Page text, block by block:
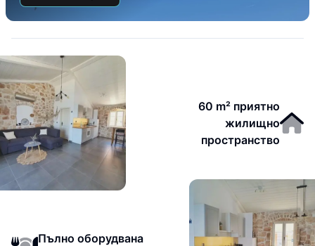
60 m² приятно
жилищно
пространство
Пълно оборудвана